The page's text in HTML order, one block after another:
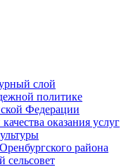
слой
политике
Федерации
оказания услуг
района